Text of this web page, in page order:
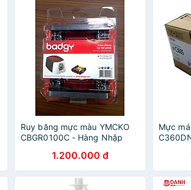
Ruy băng mực màu YMCKO
CBGR0100C - Hàng Nhập
1.200.000 đ
Mực